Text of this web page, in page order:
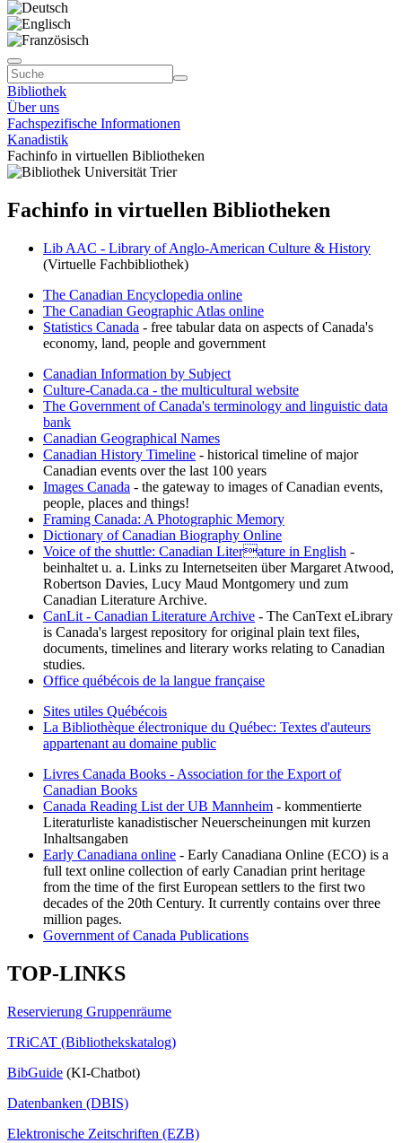
Bibliothek
Über uns
Fachspezifische Informationen
Kanadistik
Fachinfo in virtuellen Bibliotheken
Fachinfo in virtuellen Bibliotheken
Lib AAC - Library of Anglo-American Culture & History
(Virtuelle Fachbibliothek)
The Canadian Encyclopedia online
The Canadian Geographic Atlas online
Statistics Canada - free tabular data on aspects of Canada's
economy, land, people and government
Canadian Information by Subject
Culture-Canada.ca - the multicultural website
The Government of Canada's terminology and linguistic data
bank
Canadian Geographical Names
Canadian History Timeline - historical timeline of major
Canadian events over the last 100 years
Images Canada - the gateway to images of Canadian events,
people, places and things!
Framing Canada: A Photographic Memory
Dictionary of Canadian Biography Online
Voice of the shuttle: Canadian Literature in English -
beinhaltet u. a. Links zu Internetseiten über Margaret Atwood,
Robertson Davies, Lucy Maud Montgomery und zum
Canadian Literature Archive.
CanLit - Canadian Literature Archive - The CanText eLibrary
is Canada's largest repository for original plain text files,
documents, timelines and literary works relating to Canadian
studies.
Office québécois de la langue française
Sites utiles Québécois
La Bibliothèque électronique du Québec: Textes d'auteurs
appartenant au domaine public
Livres Canada Books - Association for the Export of
Canadian Books
Canada Reading List der UB Mannheim - kommentierte
Literaturliste kanadistischer Neuerscheinungen mit kurzen
Inhaltsangaben
Early Canadiana online - Early Canadiana Online (ECO) is a
full text online collection of early Canadian print heritage
from the time of the first European settlers to the first two
decades of the 20th Century. It currently contains over three
million pages.
Government of Canada Publications
TOP-LINKS
Reservierung Gruppenräume
TRiCAT (Bibliothekskatalog)
BibGuide (KI-Chatbot)
Datenbanken (DBIS)
Elektronische Zeitschriften (EZB)